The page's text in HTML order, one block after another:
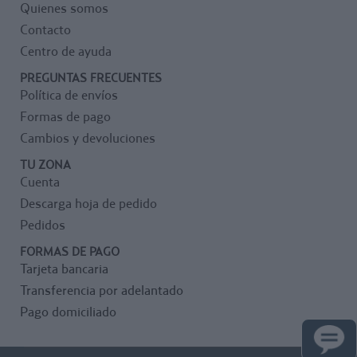
bolsa: 95 x 13 x 13 cm. Peso
Portería de 3 x 2 x 1 m.
Dimensiones plegada en
bolsa: 104 x 16 x 13 cm. Peso
Quienes somos
Contacto
Centro de ayuda
PREGUNTAS FRECUENTES
Política de envíos
Formas de pago
Cambios y devoluciones
TU ZONA
Cuenta
Descarga hoja de pedido
Pedidos
FORMAS DE PAGO
Tarjeta bancaria
Transferencia por adelantado
Pago domiciliado